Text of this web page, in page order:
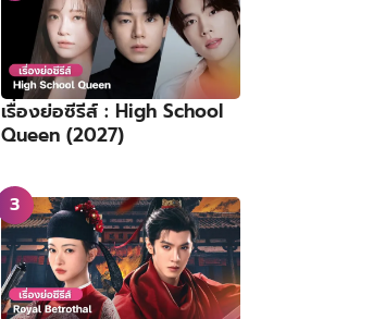
เรื่องย่อซีรีส์ : High School
Queen (2027)